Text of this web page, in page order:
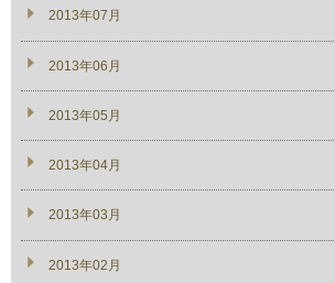
2013年07月
2013年06月
2013年05月
2013年04月
2013年03月
2013年02月